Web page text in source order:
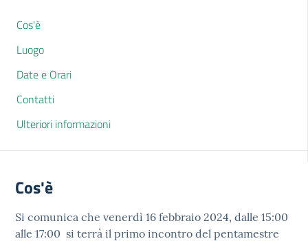
Cos'è
Luogo
Date e Orari
Contatti
Ulteriori informazioni
Cos'è
Si comunica che venerdì 16 febbraio 2024, dalle 15:00
alle 17:00 si terrà il primo incontro del pentamestre